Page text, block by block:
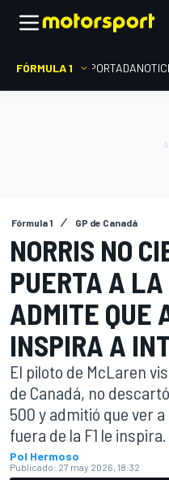
FÓRMULA 1 PORTADA
Fórmula 1 GP de Canadá
NORRIS NO
PUERTA A
ADMITE QUE
INSPIRA A
El piloto de McLaren
de Canadá, no
500 y admitió que ver
fuera de la F1 le inspira.
Pol Hermoso
Publicado: 27 may 2026, 18:32